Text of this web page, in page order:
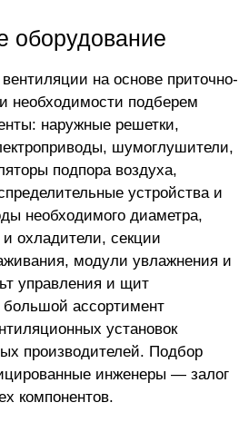
оборудование
на основе приточно-
необходимости подберем
наружные решетки,
шумоглушители,
подпора воздуха,
устройства и
необходимого диаметра,
и охладители, секции
модули увлажнения и
управления и щит
ассортимент
установок
производителей. Подбор
инженеры — залог
компонентов.